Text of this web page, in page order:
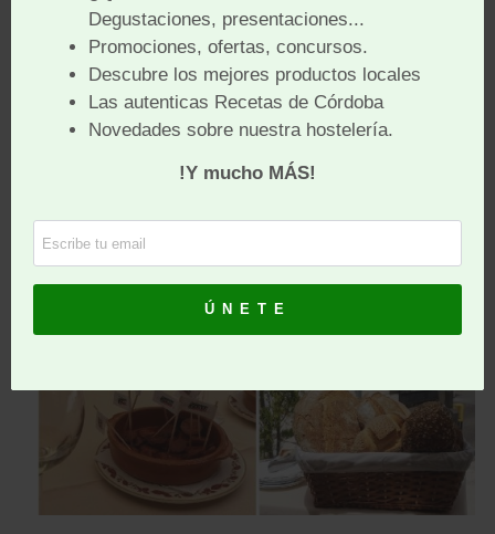
de la Universidad de Córdoba.
Al término se celebró unaCata de vinos ecológicos
para el perol, por la Dra. Rocío Márquez, Enóloga y
directora técnica de Bodegas Robles.